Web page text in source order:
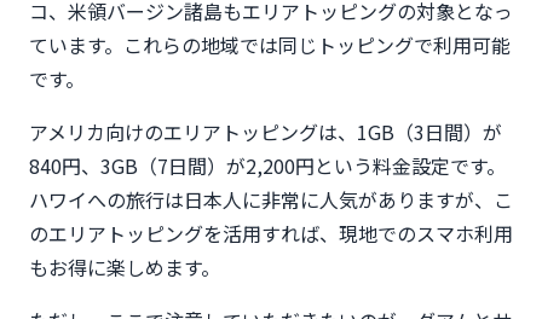
コ、米領バージン諸島もエリアトッピングの対象となっ
ています。これらの地域では同じトッピングで利用可能
です。
アメリカ向けのエリアトッピングは、1GB（3日間）が
840円、3GB（7日間）が2,200円という料金設定です。
ハワイへの旅行は日本人に非常に人気がありますが、こ
のエリアトッピングを活用すれば、現地でのスマホ利用
もお得に楽しめます。